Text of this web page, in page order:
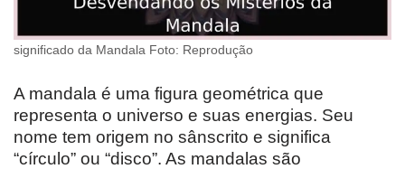
significado da Mandala Foto: Reprodução
A mandala é uma figura geométrica que
representa o universo e suas energias. Seu
nome tem origem no sânscrito e significa
“círculo” ou “disco”. As mandalas são